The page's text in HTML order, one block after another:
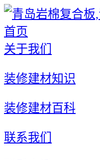
首页
关于我们
装修建材知识
装修建材百科
联系我们